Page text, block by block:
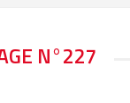
N°227